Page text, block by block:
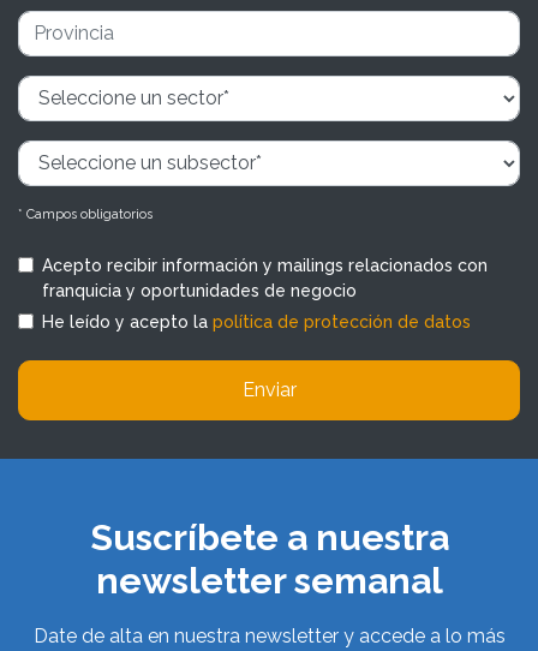
* Campos obligatorios
Acepto recibir información y mailings relacionados con
franquicia y oportunidades de negocio
He leído y acepto la política de protección de datos
Enviar
Suscríbete a nuestra
newsletter semanal
Date de alta en nuestra newsletter y accede a lo más